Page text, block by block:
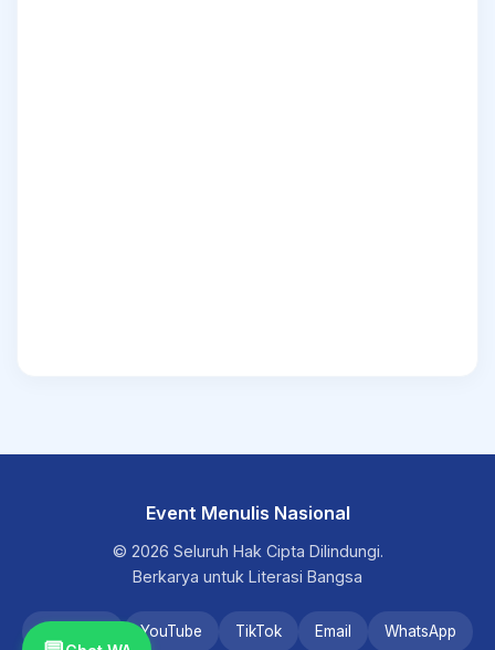
Event Menulis Nasional
© 2026 Seluruh Hak Cipta Dilindungi.
Berkarya untuk Literasi Bangsa
YouTube TikTok Email WhatsApp